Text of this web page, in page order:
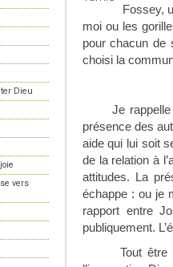
Dieu
vers
Fossey,
moi ou les
pour chacun de
choisi la
Je
présence des
aide qui lui soit
de la relation à
attitudes. La
échappe : ou je
rapport entre
publiquement.
Tout